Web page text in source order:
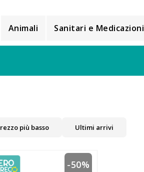
Animali Sanitari e Medicazioni
più basso Ultimi arrivi
-50%